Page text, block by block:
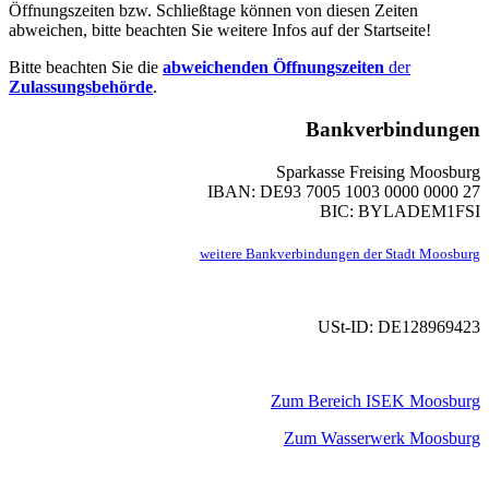
Öffnungszeiten bzw. Schließtage können von diesen Zeiten
abweichen, bitte beachten Sie weitere Infos auf der Startseite!
Bitte beachten Sie die abweichenden Öffnungszeiten der
Zulassungsbehörde.
Bankverbindungen
Sparkasse Freising Moosburg
IBAN: DE93 7005 1003 0000 0000 27
BIC: BYLADEM1FSI
weitere Bankverbindungen der Stadt Moosburg
USt-ID: DE128969423
Zum Bereich ISEK Moosburg
Zum Wasserwerk Moosburg